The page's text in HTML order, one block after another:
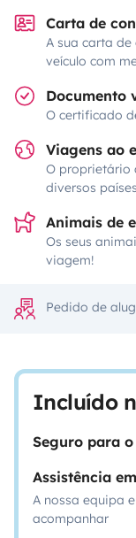
Carta de
A sua carta
veículo com
Documento
O certificado
Viagens ao
O proprietário
diversos países
Animais de
Os seus
viagem!
Pedido de
Incluído
Seguro para
Assistência
A nossa equipa
acompanhar